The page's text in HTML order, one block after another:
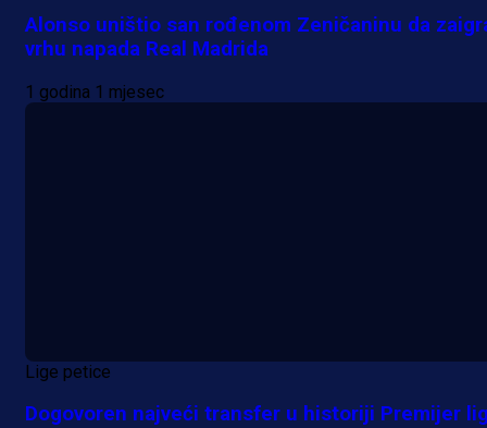
Alonso uništio san rođenom Zeničaninu da
vrhu napada Real Madrida
1 godina 1 mjesec
Lige petice
Dogovoren najveći transfer u historiji Premijer